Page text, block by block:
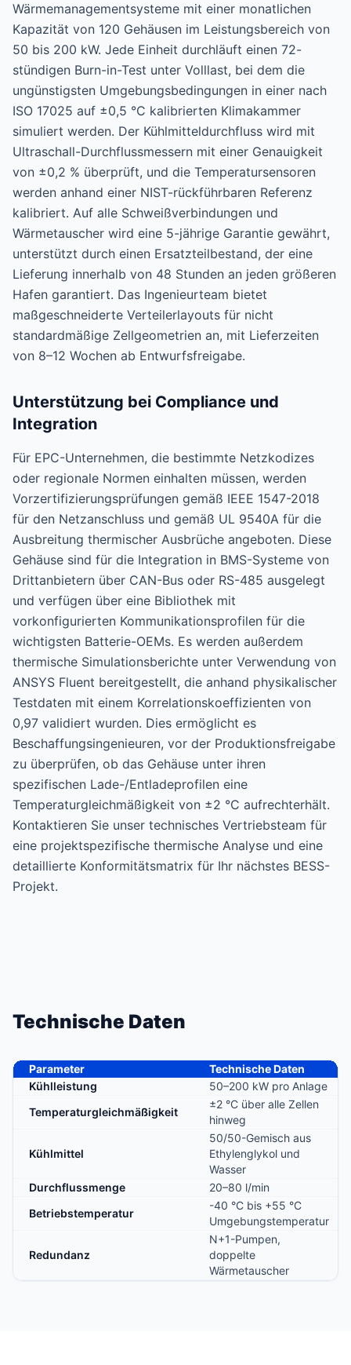
Wärmemanagementsysteme mit einer monatlichen
Kapazität von 120 Gehäusen im Leistungsbereich von
50 bis 200 kW. Jede Einheit durchläuft einen 72-
stündigen Burn-in-Test unter Volllast, bei dem die
ungünstigsten Umgebungsbedingungen in einer nach
ISO 17025 auf ±0,5 °C kalibrierten Klimakammer
simuliert werden. Der Kühlmitteldurchfluss wird mit
Ultraschall-Durchflussmessern mit einer Genauigkeit
von ±0,2 % überprüft, und die Temperatursensoren
werden anhand einer NIST-rückführbaren Referenz
kalibriert. Auf alle Schweißverbindungen und
Wärmetauscher wird eine 5-jährige Garantie gewährt,
unterstützt durch einen Ersatzteilbestand, der eine
Lieferung innerhalb von 48 Stunden an jeden größeren
Hafen garantiert. Das Ingenieurteam bietet
maßgeschneiderte Verteilerlayouts für nicht
standardmäßige Zellgeometrien an, mit Lieferzeiten
von 8–12 Wochen ab Entwurfsfreigabe.
Unterstützung bei Compliance und
Integration
Für EPC-Unternehmen, die bestimmte Netzkodizes
oder regionale Normen einhalten müssen, werden
Vorzertifizierungsprüfungen gemäß IEEE 1547-2018
für den Netzanschluss und gemäß UL 9540A für die
Ausbreitung thermischer Ausbrüche angeboten. Diese
Gehäuse sind für die Integration in BMS-Systeme von
Drittanbietern über CAN-Bus oder RS-485 ausgelegt
und verfügen über eine Bibliothek mit
vorkonfigurierten Kommunikationsprofilen für die
wichtigsten Batterie-OEMs. Es werden außerdem
thermische Simulationsberichte unter Verwendung von
ANSYS Fluent bereitgestellt, die anhand physikalischer
Testdaten mit einem Korrelationskoeffizienten von
0,97 validiert wurden. Dies ermöglicht es
Beschaffungsingenieuren, vor der Produktionsfreigabe
zu überprüfen, ob das Gehäuse unter ihren
spezifischen Lade-/Entladeprofilen eine
Temperaturgleichmäßigkeit von ±2 °C aufrechterhält.
Kontaktieren Sie unser technisches Vertriebsteam für
eine projektspezifische thermische Analyse und eine
detaillierte Konformitätsmatrix für Ihr nächstes BESS-
Projekt.
Technische Daten
Parameter
Technische Daten
Kühlleistung
50–200 kW pro Anlage
Temperaturgleichmäßigkeit
±2 °C über alle Zellen
hinweg
Kühlmittel
50/50-Gemisch aus
Ethylenglykol und
Wasser
Durchflussmenge
20–80 l/min
Betriebstemperatur
-40 °C bis +55 °C
Umgebungstemperatur
Redundanz
N+1-Pumpen,
doppelte
Wärmetauscher